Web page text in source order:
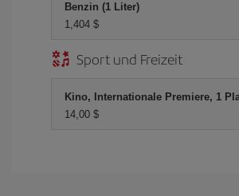
Benzin (1 Liter)
1,404 $
Sport und Freizeit
Kino, Internationale Premiere, 1
14,00 $